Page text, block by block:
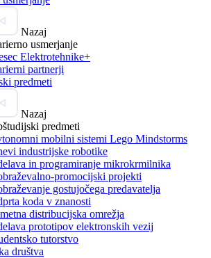
Nazaj
usmerjanje
Elektrotehnike+
partnerji
predmeti
Nazaj
predmeti
mobilni sistemi Lego Mindstorms
industrijske robotike
in programiranje mikrokrmilnika
promocijski projekti
gostujočega predavatelja
koda v znanosti
distribucijska omrežja
prototipov elektronskih vezij
tutorstvo
društva